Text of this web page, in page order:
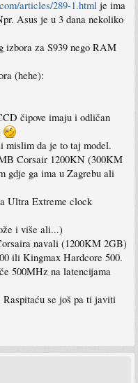
articles/289-1.html je ima
Asus je u 3 dana nekoliko
izbora za S939 nego RAM
(hehe):
čipove imaju i odličan
mislim da je to taj model.
Corsair 1200KN (300KM
gdje ga ima u Zagrebu ali
Ultra Extreme clock
i više ali...)
navali (1200KM 2GB)
ili Kingmax Hardcore 500.
500MHz na latencijama
se još pa ti javiti